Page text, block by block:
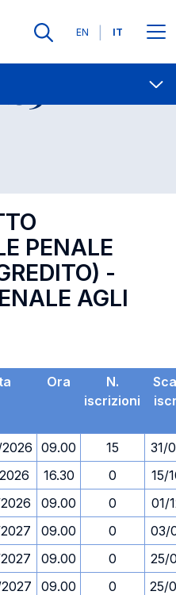
Lingue
EN IT
Contatti
Open
PENALE
-
AGLI
Ora
N.
iscrizioni
09.00 15
31/
16.30 0
15/
09.00 0
01/
09.00 0
03/
09.00 0
25/
09.00 0
25/